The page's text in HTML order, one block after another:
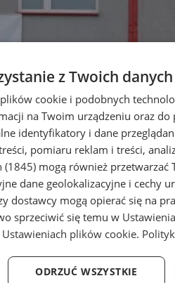
z Twoich danych
cookie i podobnych
na Twoim urządzeniu oraz
identyfikatory i dane
pomiaru reklam i treści,
(1845) mogą również przetwarzać
dane geolokalizacyjne i cechy
dostawcy mogą opierać się na
sprzeciwić się temu w
Ustawieniach plików cookie.
ODRZUĆ WSZYSTKIE